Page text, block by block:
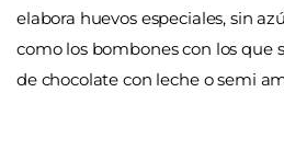
elabora huevos especiales, sin
como los bombones con los que
de chocolate con leche o semi